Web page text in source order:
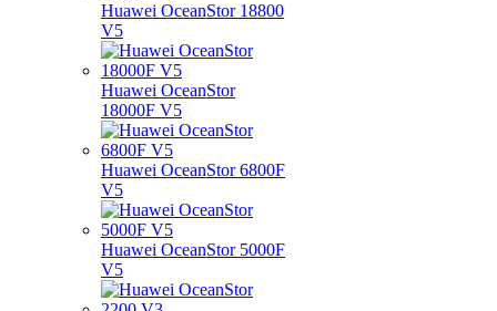
Huawei OceanStor 18800
V5
Huawei OceanStor
18000F V5
Huawei OceanStor 6800F
V5
Huawei OceanStor 5000F
V5